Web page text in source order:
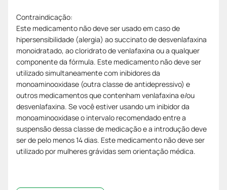
Contraindicação:
Este medicamento não deve ser usado em caso de
hipersensibilidade (alergia) ao succinato de desvenlafaxina
monoidratado, ao cloridrato de venlafaxina ou a qualquer
componente da fórmula. Este medicamento não deve ser
utilizado simultaneamente com inibidores da
monoaminooxidase (outra classe de antidepressivo) e
outros medicamentos que contenham venlafaxina e/ou
desvenlafaxina. Se você estiver usando um inibidor da
monoaminooxidase o intervalo recomendado entre a
suspensão dessa classe de medicação e a introdução deve
ser de pelo menos 14 dias. Este medicamento não deve ser
utilizado por mulheres grávidas sem orientação médica.